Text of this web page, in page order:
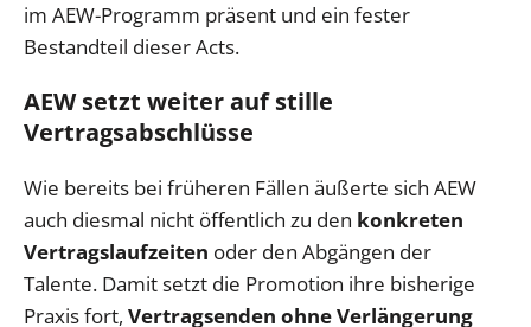
im AEW-Programm präsent und ein fester
Bestandteil dieser Acts.
AEW setzt weiter auf stille
Vertragsabschlüsse
Wie bereits bei früheren Fällen äußerte sich AEW
auch diesmal nicht öffentlich zu den konkreten
Vertragslaufzeiten oder den Abgängen der
Talente. Damit setzt die Promotion ihre bisherige
Praxis fort, Vertragsenden ohne Verlängerung